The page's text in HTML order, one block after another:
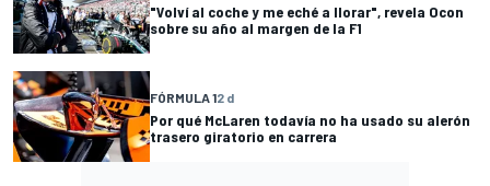
"Volví al coche y me eché a llorar", revela Ocon
sobre su año al margen de la F1
FÓRMULA 12 d
Por qué McLaren todavía no ha usado su alerón
trasero giratorio en carrera